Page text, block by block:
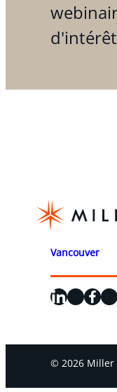
Vancouver
LinkedIn
X
© 2026 Miller